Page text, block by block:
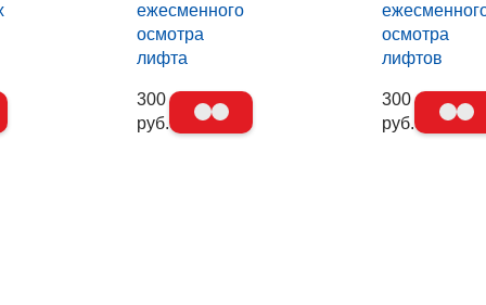
ежесменного
осмотра
лифта
300
руб.
осмотра
лифтов
300
руб.